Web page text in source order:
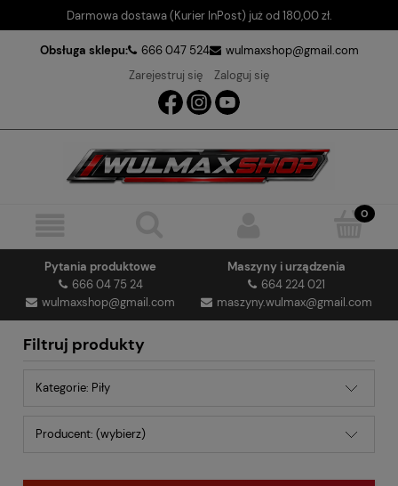
Darmowa dostawa (Kurier InPost) już od 180,00 zł.
Obsługa sklepu: 666 047 524
wulmaxshop@gmail.com
Zarejestruj się
Zaloguj się
Pytania produktowe
666 04 75 24
wulmaxshop@gmail.com
Maszyny i urządzenia
664 224 021
maszyny.wulmax@gmail.com
Filtruj produkty
Kategorie: Piły
Producent: (wybierz)